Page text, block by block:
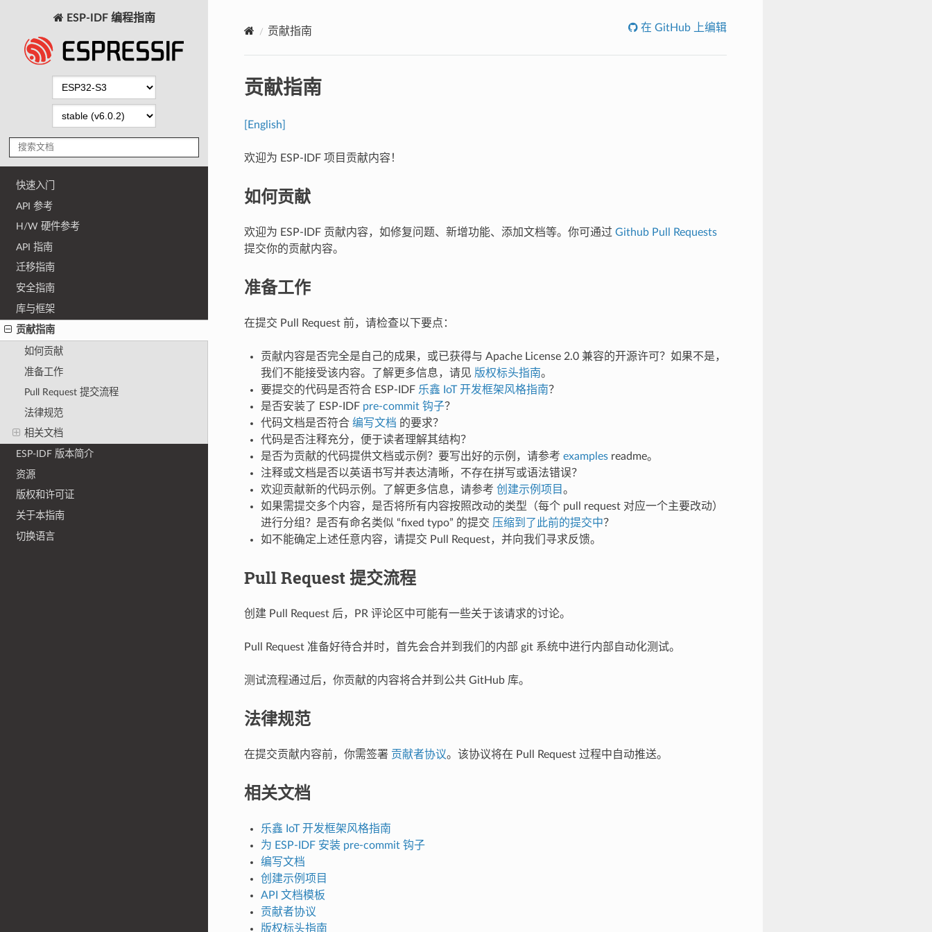
ESP-IDF 编程指南
快速入门
API 参考
H/W 硬件参考
API 指南
迁移指南
安全指南
库与框架
贡献指南
如何贡献
准备工作
Pull Request 提交流程
法律规范
相关文档
ESP-IDF 版本简介
资源
版权和许可证
关于本指南
切换语言
贡献指南 在 GitHub 上编辑
贡献指南
[English]
欢迎为 ESP-IDF 项目贡献内容！
如何贡献
欢迎为 ESP-IDF 贡献内容，如修复问题、新增功能、添加文档等。你可通过 Github Pull Requests
提交你的贡献内容。
准备工作
在提交 Pull Request 前，请检查以下要点：
贡献内容是否完全是自己的成果，或已获得与 Apache License 2.0 兼容的开源许可？如果不是，
我们不能接受该内容。了解更多信息，请见 版权标头指南。
要提交的代码是否符合 ESP-IDF 乐鑫 IoT 开发框架风格指南？
是否安装了 ESP-IDF pre-commit 钩子？
代码文档是否符合 编写文档 的要求？
代码是否注释充分，便于读者理解其结构？
是否为贡献的代码提供文档或示例？要写出好的示例，请参考 examplesreadme。
注释或文档是否以英语书写并表达清晰，不存在拼写或语法错误？
欢迎贡献新的代码示例。了解更多信息，请参考 创建示例项目。
如果需提交多个内容，是否将所有内容按照改动的类型（每个 pull request 对应一个主要改动）
进行分组？是否有命名类似 “fixed typo” 的提交 压缩到了此前的提交中？
如不能确定上述任意内容，请提交 Pull Request，并向我们寻求反馈。
Pull Request 提交流程
创建 Pull Request 后，PR 评论区中可能有一些关于该请求的讨论。
Pull Request 准备好待合并时，首先会合并到我们的内部 git 系统中进行内部自动化测试。
测试流程通过后，你贡献的内容将合并到公共 GitHub 库。
法律规范
在提交贡献内容前，你需签署 贡献者协议。该协议将在 Pull Request 过程中自动推送。
相关文档
乐鑫 IoT 开发框架风格指南
为 ESP-IDF 安装 pre-commit 钩子
编写文档
创建示例项目
API 文档模板
贡献者协议
版权标头指南